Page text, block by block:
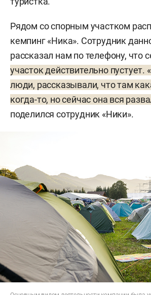
Рядом со спорным участком
кемпинг «Ника». Сотрудник
рассказал нам по телефону, что
участок действительно пустует.
люди, рассказывали, что там
когда-то, но сейчас она вся
поделился сотрудник «Ники».